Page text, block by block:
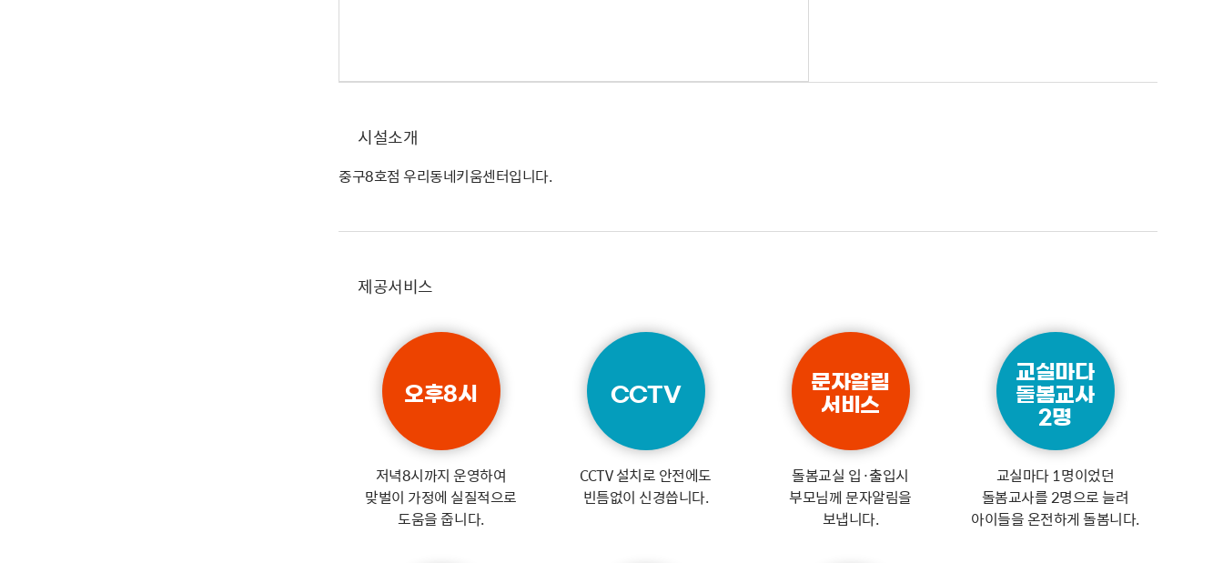
시설소개
중구8호점 우리동네키움센터입니다.
제공서비스
오후8시
저녁8시까지 운영하여
맞벌이 가정에 실질적으로
도움을 줍니다.
CCTV
CCTV 설치로 안전에도
빈틈없이 신경씁니다.
문자알림
서비스
돌봄교실 입·출입시
부모님께 문자알림을
보냅니다.
교실마다
돌봄교사
2명
교실마다 1명이었던
돌봄교사를 2명으로 늘려
아이들을 온전하게 돌봄니다.